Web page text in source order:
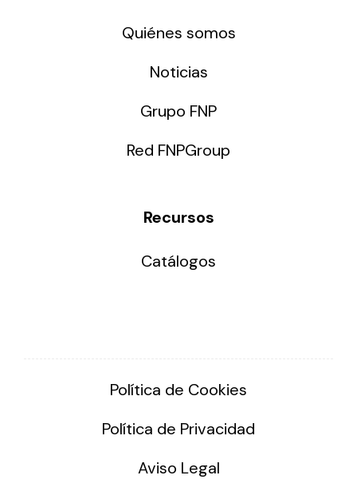
Quiénes somos
Noticias
Grupo FNP
Red FNPGroup
Recursos
Catálogos
Política de Cookies
Política de Privacidad
Aviso Legal